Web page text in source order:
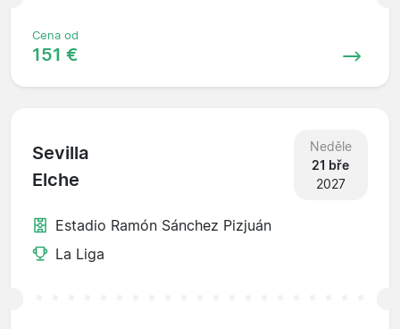
Cena od
151 €
Sevilla
Elche
Neděle
21 bře
2027
Estadio Ramón Sánchez Pizjuán
La Liga